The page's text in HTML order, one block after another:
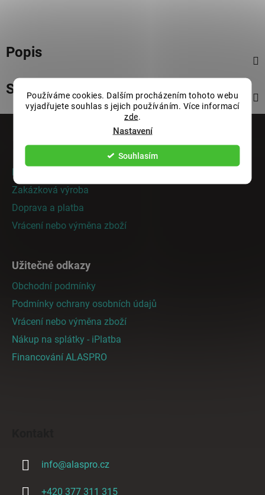
Používáme cookies. Dalším procházením tohoto webu
vyjadřujete souhlas s jejich používáním. Více informací
zde.
Nastavení
Souhlasím
Popis
Související soubory (2)
Informace pro vás
Rady a tipy
Zakázková výroba
Doprava a platba
Vrácení nebo výměna zboží
Užitečné odkazy
Obchodní podmínky
Podmínky ochrany osobních údajů
Vrácení nebo výměna zboží
Nákup na splátky - iPlatba
Financování ALASPRO
info@alaspro.cz
+420 377 311 315